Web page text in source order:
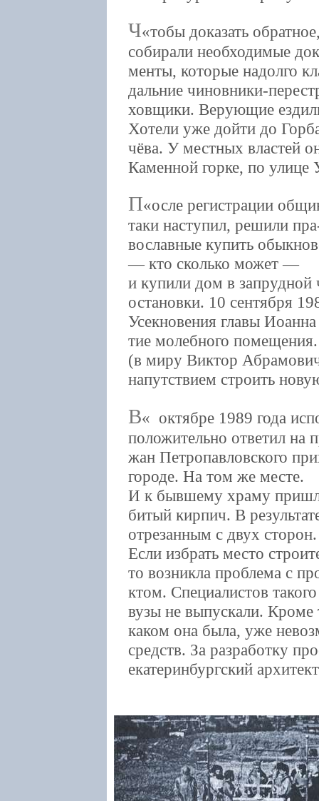
Ч тобы доказать
собирали необходимые
менты, которые надолго
дальние чиновники-
ховщики. Верующие
Хотели уже дойти до
чёва. У местных властей
Каменной горке, по улице
П осле регистрации
таки наступил, решили
вославные купить
— кто сколько может —
и купили дом в запрудной
остановки. 10 сентября
Усекновения главы
тие молебного
(в миру Виктор
напутствием строить
В
октябре 1989 года
положительно ответил на
жан Петропавловского
городе. На том же месте.
И к бывшему храму
битый кирпич. В
отрезанным с двух
Если избрать место
то возникла проблема с
ктом. Специалистов
вузы не выпускали. Кроме
каком она была, уже
средств. За разработку
екатеринбургский